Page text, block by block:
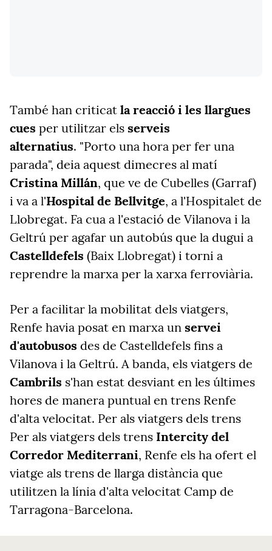
També han criticat la reacció i les llargues
cues per utilitzar els serveis
alternatius. "Porto una hora per fer una
parada", deia aquest dimecres al matí
Cristina Millán, que ve de Cubelles (Garraf)
i va a l'Hospital de Bellvitge, a l'Hospitalet de
Llobregat. Fa cua a l'estació de Vilanova i la
Geltrú per agafar un autobús que la dugui a
Castelldefels (Baix Llobregat) i torni a
reprendre la marxa per la xarxa ferroviària.
Per a facilitar la mobilitat dels viatgers,
Renfe havia posat en marxa un servei
d'autobusos des de Castelldefels fins a
Vilanova i la Geltrú. A banda, els viatgers de
Cambrils s'han estat desviant en les últimes
hores de manera puntual en trens Renfe
d'alta velocitat. Per als viatgers dels trens
Per als viatgers dels trens Intercity del
Corredor Mediterrani, Renfe els ha ofert el
viatge als trens de llarga distància que
utilitzen la línia d'alta velocitat Camp de
Tarragona-Barcelona.